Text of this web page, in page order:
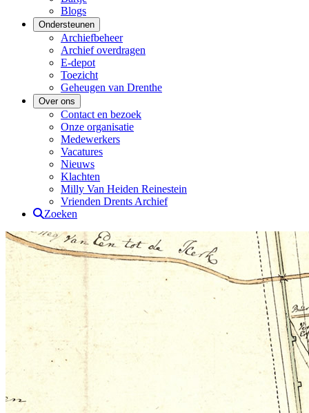
Blogs
Ondersteunen
Archiefbeheer
Archief overdragen
E-depot
Toezicht
Geheugen van Drenthe
Over ons
Contact en bezoek
Onze organisatie
Medewerkers
Vacatures
Nieuws
Klachten
Milly Van Heiden Reinestein
Vrienden Drents Archief
Zoeken
Drents Archief